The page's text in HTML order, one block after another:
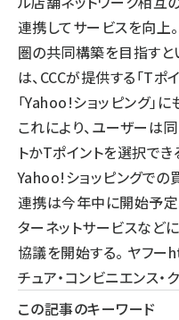
連携してサービスを向上
圏の共同構築を目指すと
は、CCCが提供する「Tポ
「Yahoo!ショッピング」
これにより、ユーザーは
トかTポイントを選択でき
Yahoo!ショッピングでの
連携は今年中に開始予定
ターネットサービスなど
協議を開始する。 ヤフー
チュア・コンビニエンス・
この記事のキーワード